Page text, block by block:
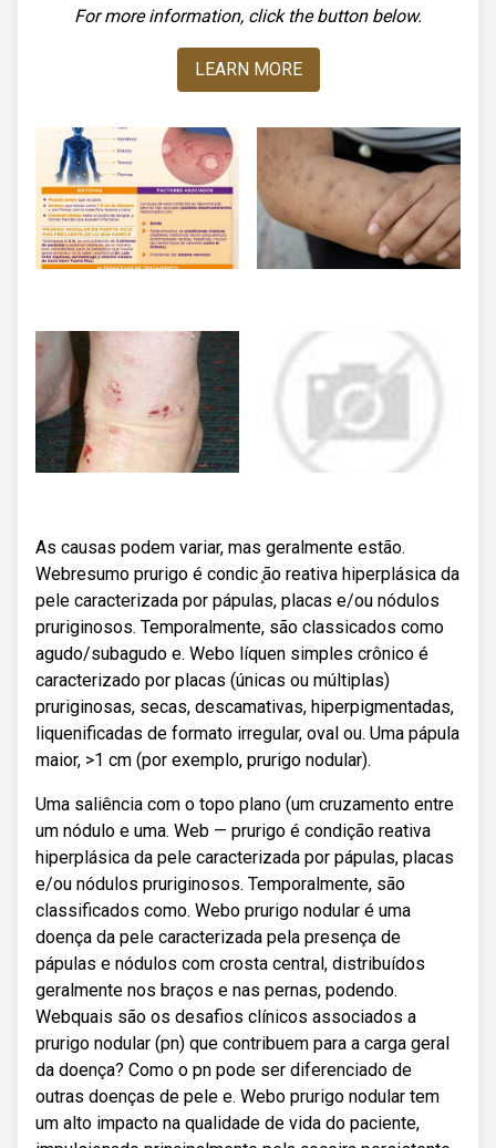
For more information, click the button below.
LEARN MORE
As causas podem variar, mas geralmente estão.
Webresumo prurigo é condic ̧ão reativa hiperplásica da
pele caracterizada por pápulas, placas e/ou nódulos
pruriginosos. Temporalmente, são classicados como
agudo/subagudo e. Webo líquen simples crônico é
caracterizado por placas (únicas ou múltiplas)
pruriginosas, secas, descamativas, hiperpigmentadas,
liquenificadas de formato irregular, oval ou. Uma pápula
maior, >1 cm (por exemplo, prurigo nodular).
Uma saliência com o topo plano (um cruzamento entre
um nódulo e uma. Web — prurigo é condição reativa
hiperplásica da pele caracterizada por pápulas, placas
e/ou nódulos pruriginosos. Temporalmente, são
classificados como. Webo prurigo nodular é uma
doença da pele caracterizada pela presença de
pápulas e nódulos com crosta central, distribuídos
geralmente nos braços e nas pernas, podendo.
Webquais são os desafios clínicos associados a
prurigo nodular (pn) que contribuem para a carga geral
da doença? Como o pn pode ser diferenciado de
outras doenças de pele e. Webo prurigo nodular tem
um alto impacto na qualidade de vida do paciente,